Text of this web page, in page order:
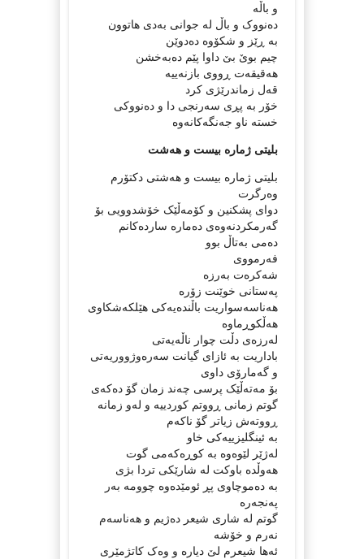
و باڵە
دەنووک و باڵ لە جوانی بەدی هاتوون
بە ڕێز و شکۆوە دەدوێن
چیم بوێ بێ داوا پێم دەبەخشن
هەقیقەت ڕووی بازنەییە
قه‌ل زماندرێژی كرد
خۆر به‌ پڕی سه‌رنجی دا و ده‌نووكی
خسته‌ ناو جه‌نگه‌كانه‌وه‌
بلیتی ژمارە بیست و هەشت
بلیتی ژمارە بیست و هەشتی دکتۆرم
وەرگرت
دوای پشکنین و کۆمەڵێک خۆشدوویی بۆ
گەرمکردنەوەی دەمارە ساردەکانم
دەمی بەتاڵ بوو
فەرمووی
شەکرەت بەرزە
پەستانی خوێنت زۆرە
هەناسەسواریت باڵنده‌یه‌كی هێلكه‌شكاوی
هه‌ڵكوڕماوه‌
لەرزەی دڵت چوار ناڵەیەتی
باداریت به‌ ئازای گیانت سه‌ره‌وژووریه‌تی
و گه‌مارۆی داوی
بۆ مەتەڵێک پرسی چەند زمان گۆ ده‌كه‌ی
گوتم زمانی ڕووتم کوردییە و لەو زمانە
ڕووته‌ش زیاتر گۆ ناكه‌م
بە ئینگلیزییەکی خاو
لەژێر لێوەوە بە کوڕەکەمی گوت
هەوڵدە باوکت لە شارێکی تردا بژی
بە دەموچاوی پڕ ئومێدەوە چوومە بەر
پەنجەرە
گوتم لە شاری شیعر دەژیم و هه‌ناسه‌م
نه‌رم و خۆشه‌
ئەها شیعرم لێ دیارە و وەک کاتژمێری